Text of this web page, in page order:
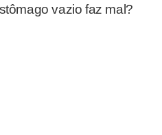
vazio faz mal?